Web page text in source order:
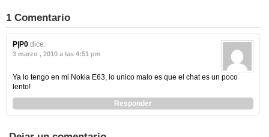
1 Comentario
P|P0 dice:
3 marzo , 2010 a las 4:51 pm
Ya lo tengo en mi Nokia E63, lo unico malo es que el chat es un poco
lento!
Responder